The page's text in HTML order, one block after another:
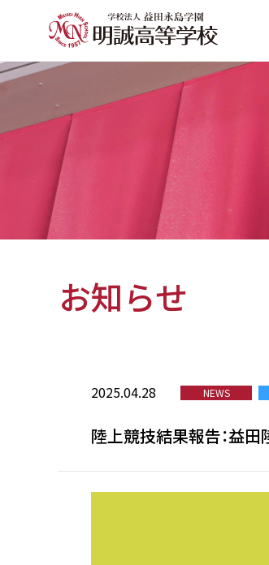
お知らせ
2025.04.28 NEWS
陸上競技結果報告：益